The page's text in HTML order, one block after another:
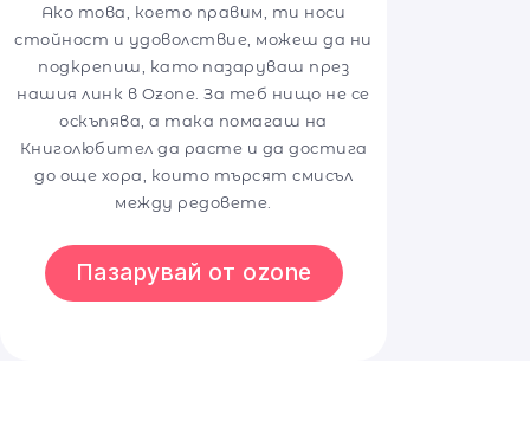
Ако това, което правим, ти носи
стойност и удоволствие, можеш да ни
подкрепиш, като пазаруваш през
нашия линк в Ozone. За теб нищо не се
оскъпява, а така помагаш на
Книголюбител да расте и да достига
до още хора, които търсят смисъл
между редовете.
Пазарувай от ozone